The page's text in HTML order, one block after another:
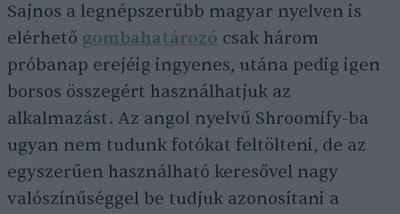
Sajnos a legnépszerűbb magyar nyelven is
elérhető gombahatározó csak három
próbanap erejéig ingyenes, utána pedig igen
borsos összegért használhatjuk az
alkalmazást. Az angol nyelvű Shroomify-ba
ugyan nem tudunk fotókat feltölteni, de az
egyszerűen használható keresővel nagy
valószínűséggel be tudjuk azonosítani a